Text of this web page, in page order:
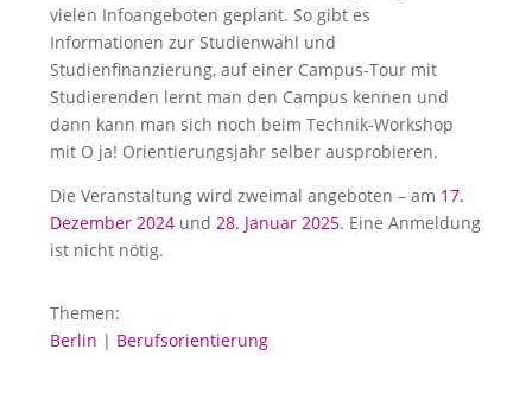
vielen Infoangeboten geplant. So gibt es
Informationen zur Studienwahl und
Studienfinanzierung, auf einer Campus-Tour mit
Studierenden lernt man den Campus kennen und
dann kann man sich noch beim Technik-Workshop
mit O ja! Orientierungsjahr selber ausprobieren.
Die Veranstaltung wird zweimal angeboten – am 17.
Dezember 2024 und 28. Januar 2025. Eine Anmeldung
ist nicht nötig.
Themen:
Berlin | Berufsorientierung